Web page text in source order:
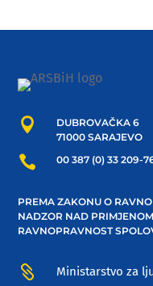

DUBROVAČKA 6
71000 SARAJEVO
 00 387 (0) 33 209-
PREMA ZAKONU O
NADZOR NAD
RAVNOPRAVNOST
 Ministarstvo za